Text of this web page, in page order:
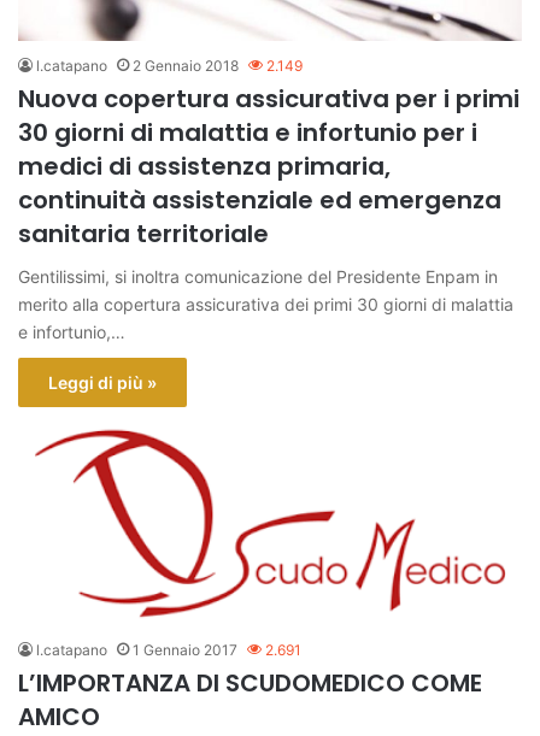
l.catapano 2 Gennaio 2018 2.149
Nuova copertura assicurativa per i primi
30 giorni di malattia e infortunio per i
medici di assistenza primaria,
continuità assistenziale ed emergenza
sanitaria territoriale
Gentilissimi, si inoltra comunicazione del Presidente Enpam in
merito alla copertura assicurativa dei primi 30 giorni di malattia
e infortunio,…
Leggi di più »
l.catapano 1 Gennaio 2017 2.691
L’IMPORTANZA DI SCUDOMEDICO COME
AMICO